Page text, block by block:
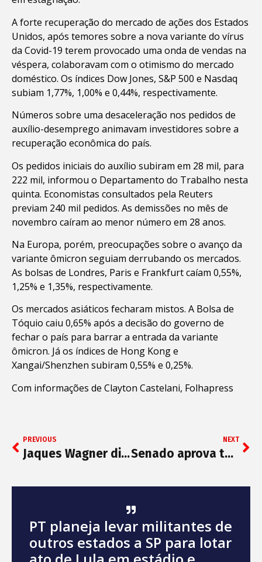
A forte recuperação do mercado de ações dos Estados
Unidos, após temores sobre a nova variante do vírus
da Covid-19 terem provocado uma onda de vendas na
véspera, colaboravam com o otimismo do mercado
doméstico. Os índices Dow Jones, S&P 500 e Nasdaq
subiam 1,77%, 1,00% e 0,44%, respectivamente.
Números sobre uma desaceleração nos pedidos de
auxílio-desemprego animavam investidores sobre a
recuperação econômica do país.
Os pedidos iniciais do auxílio subiram em 28 mil, para
222 mil, informou o Departamento do Trabalho nesta
quinta. Economistas consultados pela Reuters
previam 240 mil pedidos. As demissões no mês de
novembro caíram ao menor número em 28 anos.
Na Europa, porém, preocupações sobre o avanço da
variante ômicron seguiam derrubando os mercados.
As bolsas de Londres, Paris e Frankfurt caíam 0,55%,
1,25% e 1,35%, respectivamente.
Os mercados asiáticos fecharam mistos. A Bolsa de
Tóquio caiu 0,65% após a decisão do governo de
fechar o país para barrar a entrada da variante
ômicron. Já os índices de Hong Kong e
Xangai/Shenzhen subiram 0,55% e 0,25%.
Com informações de Clayton Castelani, Folhapress
PREVIOUS
Jaques Wagner diz que “Diálogo com todos” é sua marca
NEXT
Senado aprova texto-base da PEC dos Precatórios após governo fazer novas concessões na proposta
PT planeja levar militantes de
outros estados a SP para lotar